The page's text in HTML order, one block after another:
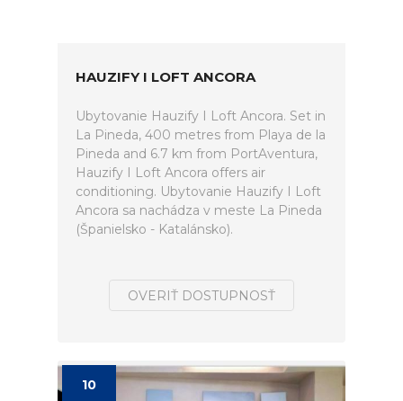
HAUZIFY I LOFT ANCORA
Ubytovanie Hauzify I Loft Ancora. Set in
La Pineda, 400 metres from Playa de la
Pineda and 6.7 km from PortAventura,
Hauzify I Loft Ancora offers air
conditioning. Ubytovanie Hauzify I Loft
Ancora sa nachádza v meste La Pineda
(Španielsko - Katalánsko).
OVERIŤ DOSTUPNOSŤ
10